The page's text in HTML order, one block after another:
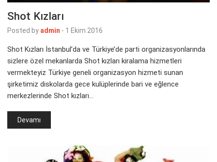
Shot Kızları
Posted by admin - 1 Ekim 2016
Shot Kızları İstanbul’da ve Türkiye’de parti organizasyonlarında
sizlere özel mekanlarda Shot kızları kiralama hizmetleri
vermekteyiz Türkiye geneli organizasyon hizmeti sunan
şirketimiz diskolarda gece kulüplerinde bari ve eğlence
merkezlerinde Shot kızları…
Devamı